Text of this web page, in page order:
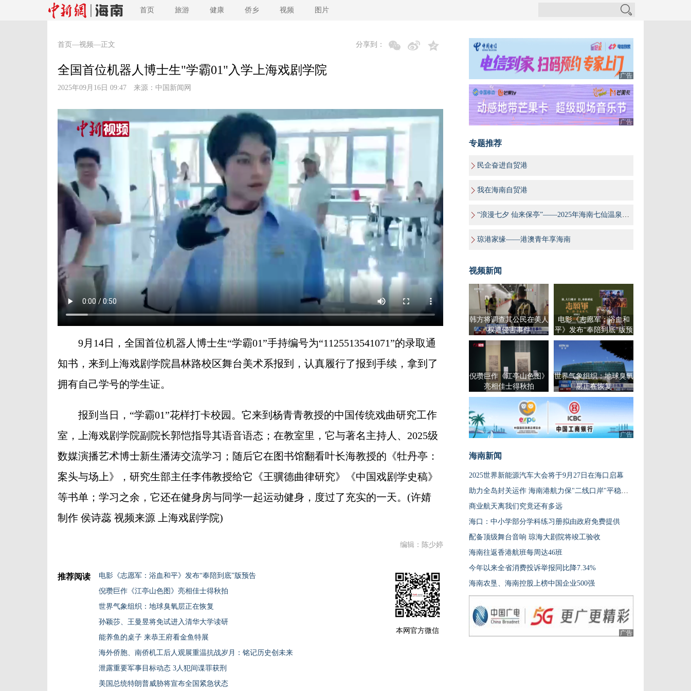
首页 旅游 健康 侨乡 视频 图片
首页 —视频—正文 分享到：
全国首位机器人博士生"学霸01"入学上海戏剧学院
2025年09月16日 09:47 来源： 中国新闻网
9月14日，全国首位机器人博士生“学霸01”手持编号为“1125513541071”的录取通
知书，来到上海戏剧学院昌林路校区舞台美术系报到，认真履行了报到手续，拿到了
拥有自己学号的学生证。
报到当日，“学霸01”花样打卡校园。它来到杨青青教授的中国传统戏曲研究工作
室，上海戏剧学院副院长郭恺指导其语音语态；在教室里，它与著名主持人、2025级
数媒演播艺术博士新生潘涛交流学习；随后它在图书馆翻看叶长海教授的《牡丹亭：
案头与场上》，研究生部主任李伟教授给它《王骥德曲律研究》《中国戏剧学史稿》
等书单；学习之余，它还在健身房与同学一起运动健身，度过了充实的一天。(许婧
制作 侯诗蕊 视频来源 上海戏剧学院)
编辑：陈少婷
推荐阅读
电影《志愿军：浴血和平》发布“奉陪到底”版预告
倪瓒巨作《江亭山色图》亮相佳士得秋拍
世界气象组织：地球臭氧层正在恢复
孙颖莎、王曼昱将免试进入清华大学读研
能养鱼的桌子 来恭王府看金鱼特展
海外侨胞、南侨机工后人观展重温抗战岁月：铭记历史创未来
泄露重要军事目标动态 3人犯间谍罪获刑
美国总统特朗普威胁将宣布全国紧急状态
本网官方微信
广告
广告
专题推荐
民企奋进自贸港
我在海南自贸港
“浪漫七夕 仙来保亭”——2025年海南七仙温泉嬉水节
琼港家缘——港澳青年享海南
视频新闻
韩方将调查其公民在美人
权遭侵害事件
电影《志愿军：浴血和
平》发布“奉陪到底”版预
告
倪瓒巨作《江亭山色图》
亮相佳士得秋拍
世界气象组织：地球臭氧
层正在恢复
广告
海南新闻
2025世界新能源汽车大会将于9月27日在海口启幕
助力全岛封关运作 海南港航力保"二线口岸"平稳运行
商业航天离我们究竟还有多远
​海口：中小学部分学科练习册拟由政府免费提供
配备顶级舞台音响 琼海大剧院将竣工验收
海南往返香港航班每周达46班
今年以来全省消费投诉举报同比降7.34%
海南农垦、海南控股上榜中国企业500强
广告